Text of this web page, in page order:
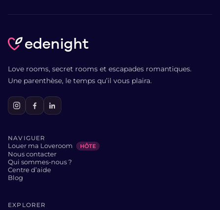
edenight
Love rooms, secret rooms et escapades romantiques.
Une parenthèse, le temps qu’il vous plaira.
NAVIGUER
Louer ma Loveroom HÔTE
Nous contacter
Qui sommes-nous ?
Centre d’aide
Blog
EXPLORER